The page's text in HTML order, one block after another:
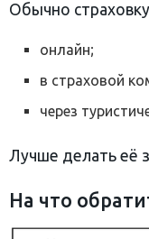
Обычно
онлайн;
в страховой
через
Лучше делать её
На что